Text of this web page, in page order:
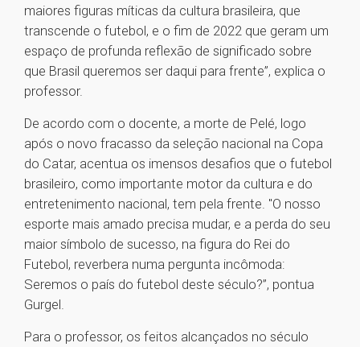
maiores figuras míticas da cultura brasileira, que
transcende o futebol, e o fim de 2022 que geram um
espaço de profunda reflexão de significado sobre
que Brasil queremos ser daqui para frente”, explica o
professor.
De acordo com o docente, a morte de Pelé, logo
após o novo fracasso da seleção nacional na Copa
do Catar, acentua os imensos desafios que o futebol
brasileiro, como importante motor da cultura e do
entretenimento nacional, tem pela frente. "O nosso
esporte mais amado precisa mudar, e a perda do seu
maior símbolo de sucesso, na figura do Rei do
Futebol, reverbera numa pergunta incômoda:
Seremos o país do futebol deste século?”, pontua
Gurgel.
Para o professor, os feitos alcançados no século